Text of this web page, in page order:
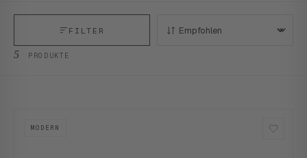
5 PRODUKTE
FILTER SORTIEREN:
MODERN